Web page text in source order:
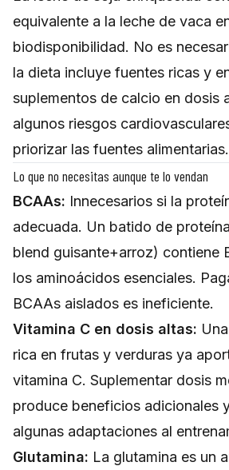
equivalente a la leche de vaca
biodisponibilidad. No es
la dieta incluye fuentes ricas y
suplementos de calcio en dosis
algunos riesgos
priorizar las fuentes alimentarias.
Lo que no necesitas aunque te lo vendan
BCAAs: Innecesarios si la
adecuada. Un batido de
blend guisante+arroz) contiene
los aminoácidos esenciales.
BCAAs aislados es ineficiente.
Vitamina C en dosis altas:
rica en frutas y verduras ya
vitamina C. Suplementar dosis
produce beneficios adicionales
algunas adaptaciones al
Glutamina: La glutamina es un